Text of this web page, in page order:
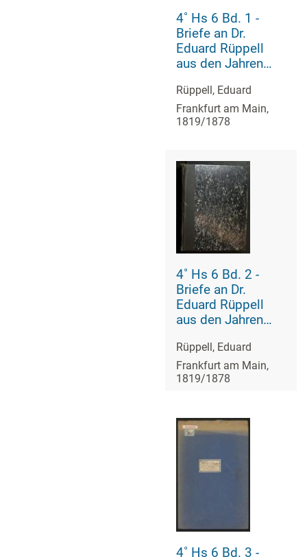
4˚ Hs 6 Bd. 1 -
Briefe an Dr.
Eduard Rüppell
aus den Jahren
Rüppell, Eduard
Frankfurt am Main,
1819/1878
4˚ Hs 6 Bd. 2 -
Briefe an Dr.
Eduard Rüppell
aus den Jahren
Rüppell, Eduard
Frankfurt am Main,
1819/1878
4˚ Hs 6 Bd. 3 -